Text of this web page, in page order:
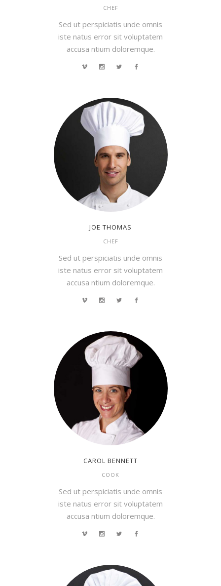
CHEF
Sed ut perspiciatis unde omnis
iste natus error sit voluptatem
accusa ntium doloremque.
JOE THOMAS
CHEF
Sed ut perspiciatis unde omnis
iste natus error sit voluptatem
accusa ntium doloremque.
CAROL BENNETT
COOK
Sed ut perspiciatis unde omnis
iste natus error sit voluptatem
accusa ntium doloremque.